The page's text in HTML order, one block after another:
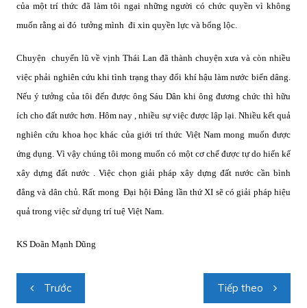
của một trí thức đã làm tôi ngại những người có chức quyền vì không
muốn rằng ai đó tưởng mình đi xin quyền lực và bổng lộc.
Chuyện chuyển lũ về vịnh Thái Lan đã thành chuyện xưa và còn nhiều
việc phải nghiên cứu khi tình trạng thay đổi khí hậu làm nước biển dâng.
Nếu ý tưởng của tôi đến được ông Sáu Dân khi ông đương chức thì hữu
ích cho đất nước hơn. Hôm nay , nhiều sự việc được lập lại. Nhiều kết quả
nghiên cứu khoa học khác của giới trí thức Việt Nam mong muốn được
ứng dụng. Vì vậy chúng tôi mong muốn có một cơ chế được tự do hiến kế
xây dựng đất nước . Việc chọn giải pháp xây dựng đất nước cần bình
đẳng và dân chủ. Rất mong Đại hội Đảng lần thứ XI sẽ có giải pháp hiệu
quả trong việc sử dụng trí tuệ Việt Nam.
KS Doãn Mạnh Dũng
Điều
hướng
Trước Tiếp theo